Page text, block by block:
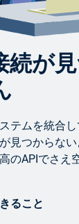
続が
テムを統合し
見つからない
のAPIでさえ
ること